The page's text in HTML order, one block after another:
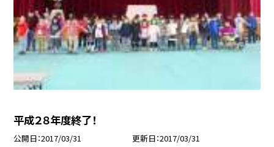
平成２８年度終了！
公開日 2017/03/31 更新日 2017/03/31